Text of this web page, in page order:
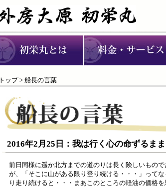
トップ> 船長の言葉
2016年2月25日：我は行く心の命ずるまま
前日同様に遥か北方までの道のりは長く険しいもの
が、「そこに山がある限り登り続ける・・・」って
り走り続けると・・・まあこのところの軽油の価格